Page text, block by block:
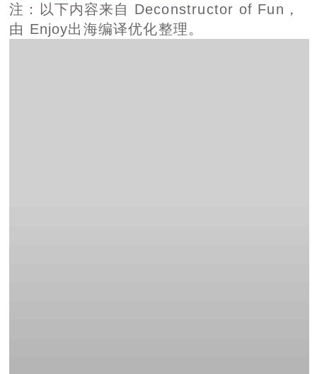
注：以下内容来自 Deconstructor of Fun，
由 Enjoy出海编译优化整理。